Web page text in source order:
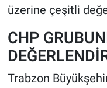
üzerine çeşitli
CHP
Trabzon